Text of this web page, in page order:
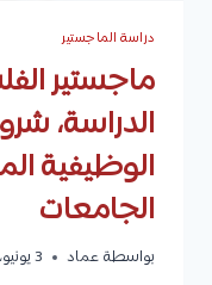
دراسة الماجستير
ماجستير
الدراسة،
الوظيفية
الجامعات
بواسطة عماد 3 يونيو، 2024